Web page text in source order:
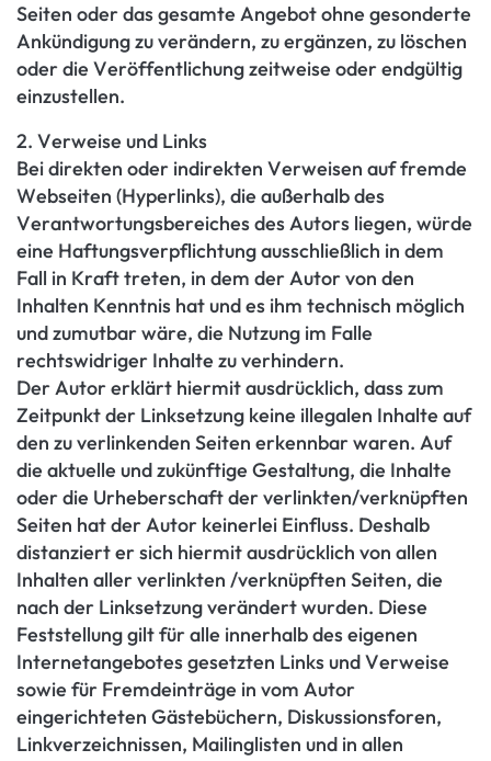
Seiten oder das gesamte Angebot ohne gesonderte
Ankündigung zu verändern, zu ergänzen, zu löschen
oder die Veröffentlichung zeitweise oder endgültig
einzustellen.
2. Verweise und Links
Bei direkten oder indirekten Verweisen auf fremde
Webseiten (Hyperlinks), die außerhalb des
Verantwortungsbereiches des Autors liegen, würde
eine Haftungsverpflichtung ausschließlich in dem
Fall in Kraft treten, in dem der Autor von den
Inhalten Kenntnis hat und es ihm technisch möglich
und zumutbar wäre, die Nutzung im Falle
rechtswidriger Inhalte zu verhindern.
Der Autor erklärt hiermit ausdrücklich, dass zum
Zeitpunkt der Linksetzung keine illegalen Inhalte auf
den zu verlinkenden Seiten erkennbar waren. Auf
die aktuelle und zukünftige Gestaltung, die Inhalte
oder die Urheberschaft der verlinkten/verknüpften
Seiten hat der Autor keinerlei Einfluss. Deshalb
distanziert er sich hiermit ausdrücklich von allen
Inhalten aller verlinkten /verknüpften Seiten, die
nach der Linksetzung verändert wurden. Diese
Feststellung gilt für alle innerhalb des eigenen
Internetangebotes gesetzten Links und Verweise
sowie für Fremdeinträge in vom Autor
eingerichteten Gästebüchern, Diskussionsforen,
Linkverzeichnissen, Mailinglisten und in allen